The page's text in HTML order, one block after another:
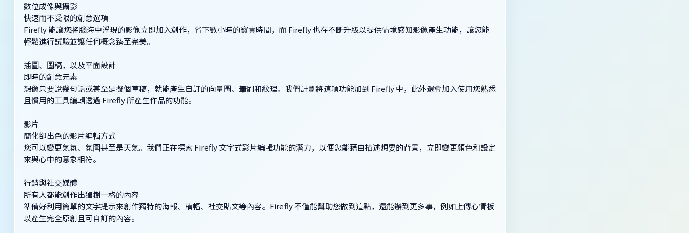
數位成像與攝影
快速而不受限的創意選項
Firefly 能讓您將腦海中浮現的影像立即加入創作，省下數小時的寶貴時間，而 Firefly 也在不斷升級以提供情境感知影像產生功能，讓您能
輕鬆進行試驗並讓任何概念臻至完美。
插圖、圖稿，以及平面設計
即時的創意元素
想像只要說幾句話或甚至是擬個草稿，就能產生自訂的向量圖、筆刷和紋理。我們計劃將這項功能加到 Firefly 中，此外還會加入使用您熟悉
且慣用的工具編輯透過 Firefly 所產生作品的功能。
影片
簡化卻出色的影片編輯方式
您可以變更氣氛、氛圍甚至是天氣。我們正在探索 Firefly 文字式影片編輯功能的潛力，以便您能藉由描述想要的背景，立即變更顏色和設定
來與心中的意象相符。
行銷與社交媒體
所有人都能創作出獨樹一格的內容
準備好利用簡單的文字提示來創作獨特的海報、橫幅、社交貼文等內容。Firefly 不僅能幫助您做到這點，還能辦到更多事，例如上傳心情板
以產生完全原創且可自訂的內容。